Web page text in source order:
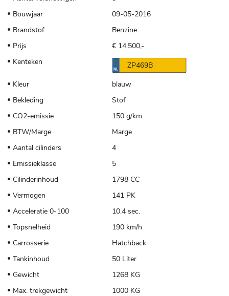
Bouwjaar
09-05-2016
Brandstof
Benzine
Prijs
€ 14.500,-
Kenteken
ZP469B
Kleur
blauw
Bekleding
Stof
CO2-emissie
150 g/km
BTW/Marge
Marge
Aantal cilinders
4
Emissieklasse
5
Cilinderinhoud
1798 CC
Vermogen
141 PK
Acceleratie 0-100
10.4 sec.
Topsnelheid
190 km/h
Carrosserie
Hatchback
Tankinhoud
50 Liter
Gewicht
1268 KG
Max. trekgewicht
1000 KG